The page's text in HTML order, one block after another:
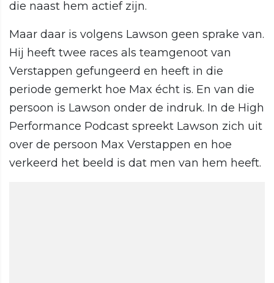
die naast hem actief zijn.
Maar daar is volgens Lawson geen sprake van.
Hij heeft twee races als teamgenoot van
Verstappen gefungeerd en heeft in die
periode gemerkt hoe Max écht is. En van die
persoon is Lawson onder de indruk. In de High
Performance Podcast spreekt Lawson zich uit
over de persoon Max Verstappen en hoe
verkeerd het beeld is dat men van hem heeft.